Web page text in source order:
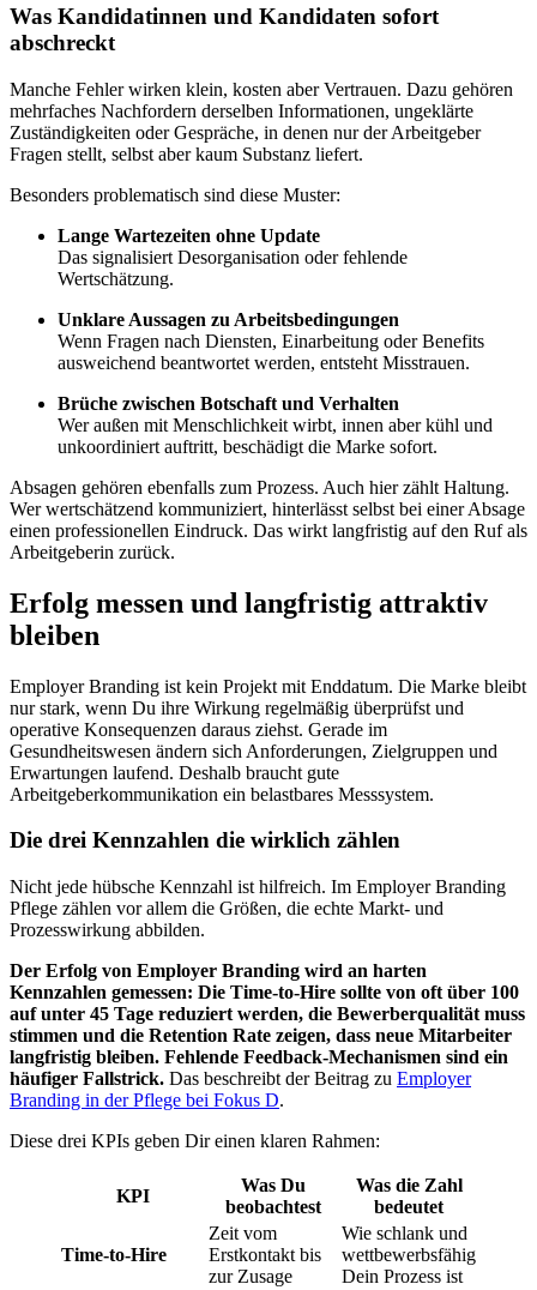
Was Kandidatinnen und Kandidaten sofort
abschreckt
Manche Fehler wirken klein, kosten aber Vertrauen. Dazu gehören
mehrfaches Nachfordern derselben Informationen, ungeklärte
Zuständigkeiten oder Gespräche, in denen nur der Arbeitgeber
Fragen stellt, selbst aber kaum Substanz liefert.
Besonders problematisch sind diese Muster:
Lange Wartezeiten ohne Update
Das signalisiert Desorganisation oder fehlende
Wertschätzung.
Unklare Aussagen zu Arbeitsbedingungen
Wenn Fragen nach Diensten, Einarbeitung oder Benefits
ausweichend beantwortet werden, entsteht Misstrauen.
Brüche zwischen Botschaft und Verhalten
Wer außen mit Menschlichkeit wirbt, innen aber kühl und
unkoordiniert auftritt, beschädigt die Marke sofort.
Absagen gehören ebenfalls zum Prozess. Auch hier zählt Haltung.
Wer wertschätzend kommuniziert, hinterlässt selbst bei einer Absage
einen professionellen Eindruck. Das wirkt langfristig auf den Ruf als
Arbeitgeberin zurück.
Erfolg messen und langfristig attraktiv
bleiben
Employer Branding ist kein Projekt mit Enddatum. Die Marke bleibt
nur stark, wenn Du ihre Wirkung regelmäßig überprüfst und
operative Konsequenzen daraus ziehst. Gerade im
Gesundheitswesen ändern sich Anforderungen, Zielgruppen und
Erwartungen laufend. Deshalb braucht gute
Arbeitgeberkommunikation ein belastbares Messsystem.
Die drei Kennzahlen die wirklich zählen
Nicht jede hübsche Kennzahl ist hilfreich. Im Employer Branding
Pflege zählen vor allem die Größen, die echte Markt- und
Prozesswirkung abbilden.
Der Erfolg von Employer Branding wird an harten
Kennzahlen gemessen: Die Time-to-Hire sollte von oft über 100
auf unter 45 Tage reduziert werden, die Bewerberqualität muss
stimmen und die Retention Rate zeigen, dass neue Mitarbeiter
langfristig bleiben. Fehlende Feedback-Mechanismen sind ein
häufiger Fallstrick. Das beschreibt der Beitrag zu Employer
Branding in der Pflege bei Fokus D.
Diese drei KPIs geben Dir einen klaren Rahmen:
KPI
Was Du
beobachtest
Was die Zahl
bedeutet
Time-to-Hire
Zeit vom
Erstkontakt bis
zur Zusage
Wie schlank und
wettbewerbsfähig
Dein Prozess ist